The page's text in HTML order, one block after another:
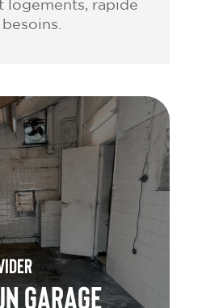
logements, rapide
garage